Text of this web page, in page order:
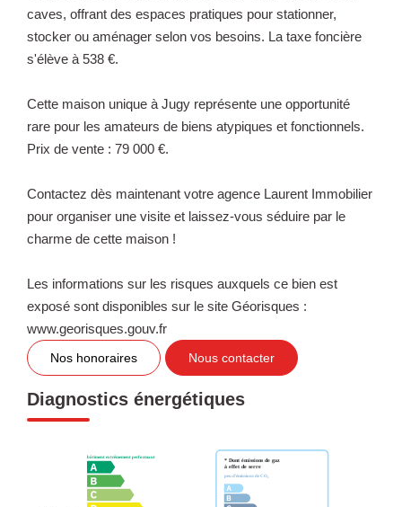
caves, offrant des espaces pratiques pour stationner,
stocker ou aménager selon vos besoins. La taxe foncière
s'élève à 538 €.
Cette maison unique à Jugy représente une opportunité
rare pour les amateurs de biens atypiques et fonctionnels.
Prix de vente : 79 000 €.
Contactez dès maintenant votre agence Laurent Immobilier
pour organiser une visite et laissez-vous séduire par le
charme de cette maison !
Les informations sur les risques auxquels ce bien est
exposé sont disponibles sur le site Géorisques :
www.georisques.gouv.fr
Nos honoraires Nous contacter
Diagnostics énergétiques